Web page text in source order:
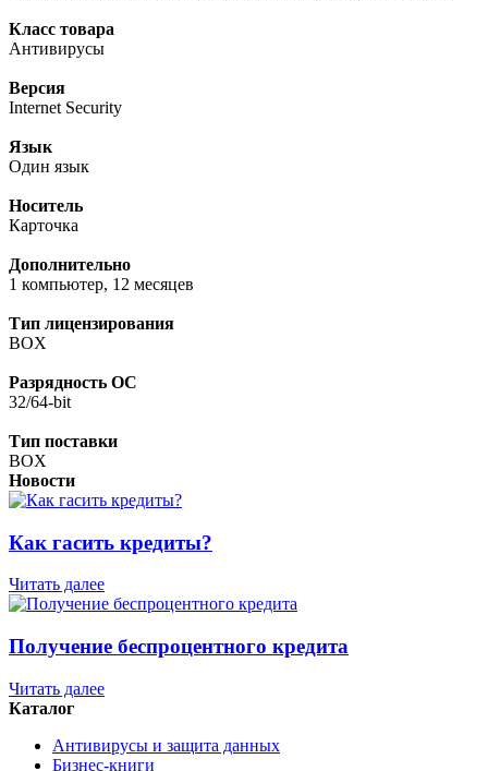
Класс товара
Антивирусы
Версия
Internet Security
Язык
Один язык
Носитель
Карточка
Дополнительно
1 компьютер, 12 месяцев
Тип лицензирования
BOX
Разрядность ОС
32/64-bit
Тип поставки
BOX
Новости
Как гасить кредиты?
Читать далее
Получение беспроцентного кредита
Читать далее
Каталог
Антивирусы и защита данных
Бизнес-книги